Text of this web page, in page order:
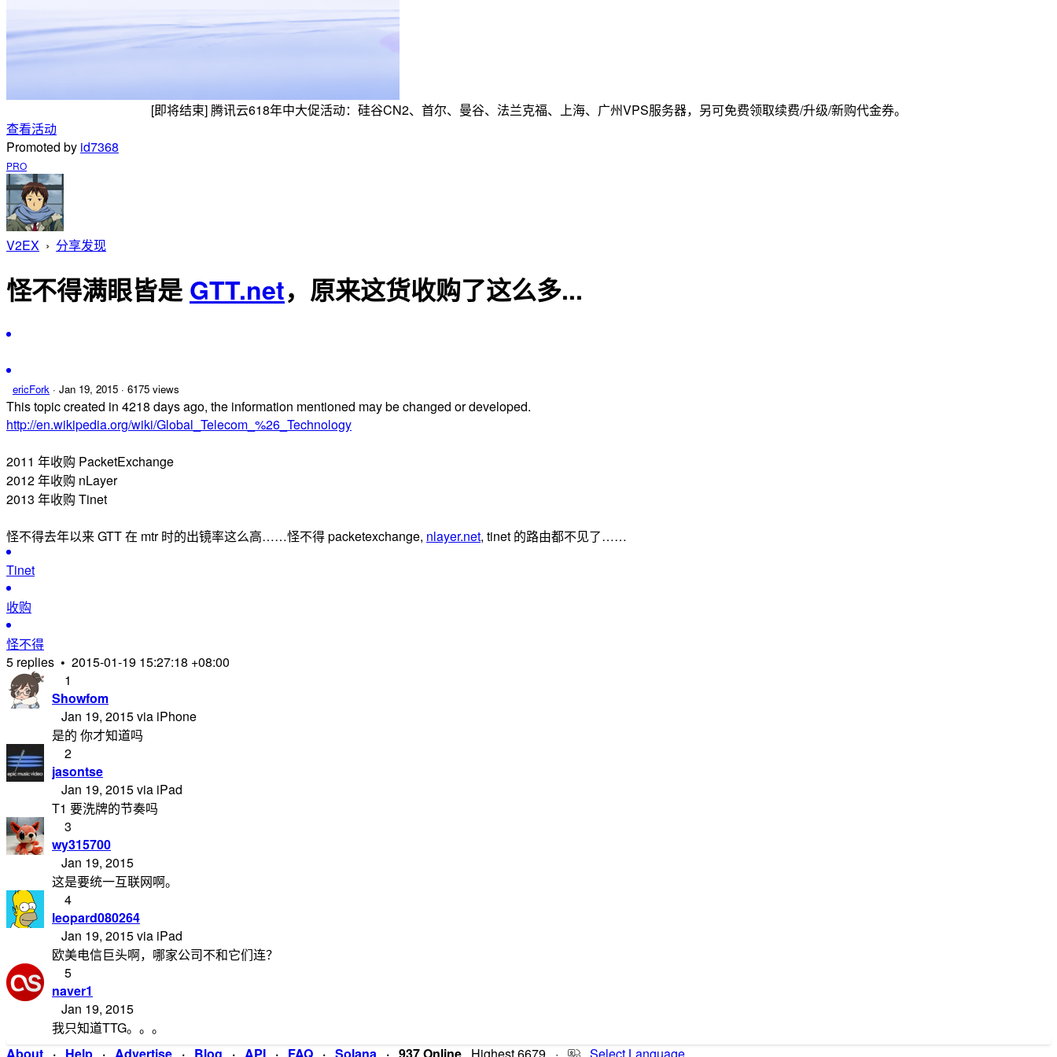
[即将结束] 腾讯云618年中大促活动：硅谷CN2、首尔、曼谷、法兰克福、上海、广州VPS服务器，另可免费领取续费/升级/新购代金券。
查看活动
Promoted by id7368
PRO
V2EX › 分享发现
怪不得满眼皆是GTT.net，原来这货收购了这么多...
ericFork · Jan 19, 2015 · 6175 views
This topic created in 4218 days ago, the information mentioned may be changed or developed.
http://en.wikipedia.org/wiki/Global_Telecom_%26_Technology
2011 年收购 PacketExchange
2012 年收购 nLayer
2013 年收购 Tinet
怪不得去年以来 GTT 在 mtr 时的出镜率这么高……怪不得 packetexchange, nlayer.net, tinet 的路由都不见了……
Tinet
收购
怪不得
5 replies • 2015-01-19 15:27:18 +08:00
1
Showfom
Jan 19, 2015 via iPhone
是的 你才知道吗
2
jasontse
Jan 19, 2015 via iPad
T1 要洗牌的节奏吗
3
wy315700
Jan 19, 2015
这是要统一互联网啊。
4
leopard080264
Jan 19, 2015 via iPad
欧美电信巨头啊，哪家公司不和它们连？
5
naver1
Jan 19, 2015
我只知道TTG。。。
About · Help · Advertise · Blog · API · FAQ · Solana · 937 Online Highest 6679 · Select Language